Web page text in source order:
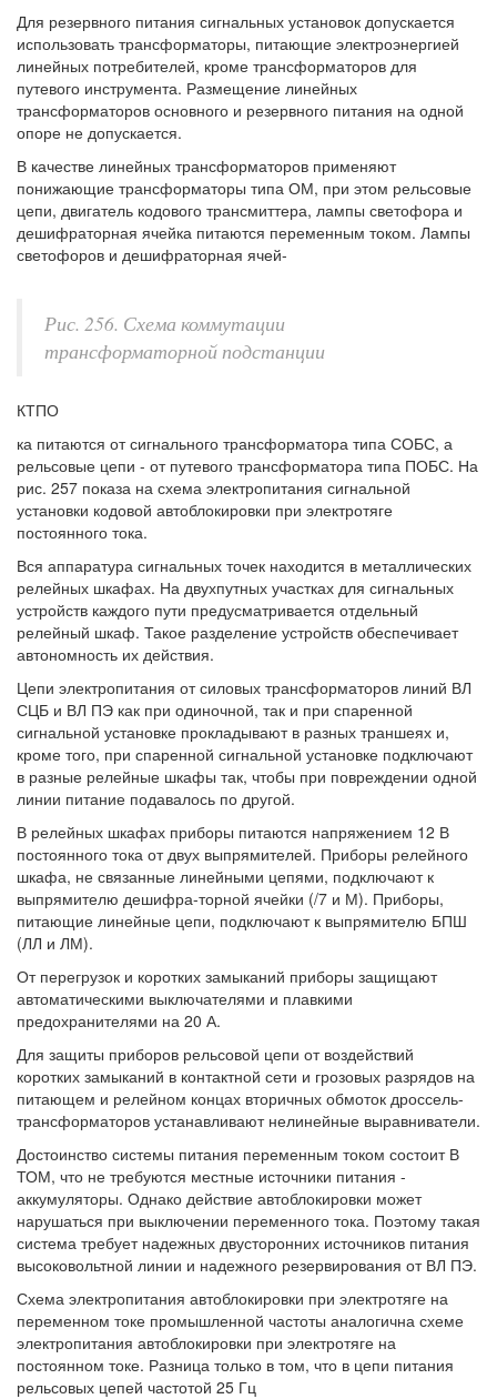
Для резервного питания сигнальных установок допускается
использовать трансформаторы, питающие электроэнергией
линейных потребителей, кроме трансформаторов для
путевого инструмента. Размещение линейных
трансформаторов основного и резервного питания на одной
опоре не допускается.
В качестве линейных трансформаторов применяют
понижающие трансформаторы типа ОМ, при этом рельсовые
цепи, двигатель кодового трансмиттера, лампы светофора и
дешифраторная ячейка питаются переменным током. Лампы
светофоров и дешифраторная ячей-
Рис. 256. Схема коммутации
трансформаторной подстанции
КТПО
ка питаются от сигнального трансформатора типа СОБС, а
рельсовые цепи - от путевого трансформатора типа ПОБС. На
рис. 257 показа на схема электропитания сигнальной
установки кодовой автоблокировки при электротяге
постоянного тока.
Вся аппаратура сигнальных точек находится в металлических
релейных шкафах. На двухпутных участках для сигнальных
устройств каждого пути предусматривается отдельный
релейный шкаф. Такое разделение устройств обеспечивает
автономность их действия.
Цепи электропитания от силовых трансформаторов линий ВЛ
СЦБ и ВЛ ПЭ как при одиночной, так и при спаренной
сигнальной установке прокладывают в разных траншеях и,
кроме того, при спаренной сигнальной установке подключают
в разные релейные шкафы так, чтобы при повреждении одной
линии питание подавалось по другой.
В релейных шкафах приборы питаются напряжением 12 В
постоянного тока от двух выпрямителей. Приборы релейного
шкафа, не связанные линейными цепями, подключают к
выпрямителю дешифра-торной ячейки (/7 и М). Приборы,
питающие линейные цепи, подключают к выпрямителю БПШ
(ЛЛ и ЛМ).
От перегрузок и коротких замыканий приборы защищают
автоматическими выключателями и плавкими
предохранителями на 20 А.
Для защиты приборов рельсовой цепи от воздействий
коротких замыканий в контактной сети и грозовых разрядов на
питающем и релейном концах вторичных обмоток дроссель-
трансформаторов устанавливают нелинейные выравниватели.
Достоинство системы питания переменным током состоит В
ТОМ, что не требуются местные источники питания -
аккумуляторы. Однако действие автоблокировки может
нарушаться при выключении переменного тока. Поэтому такая
система требует надежных двусторонних источников питания
высоковольтной линии и надежного резервирования от ВЛ ПЭ.
Схема электропитания автоблокировки при электротяге на
переменном токе промышленной частоты аналогична схеме
электропитания автоблокировки при электротяге на
постоянном токе. Разница только в том, что в цепи питания
рельсовых цепей частотой 25 Гц